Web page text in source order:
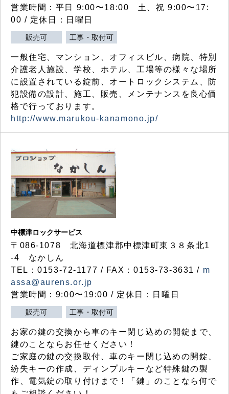
営業時間：平日 9:00〜18:00 土、祝 9:00〜17:
00 / 定休日：日曜日
販売可 工事・取付可
一般住宅、マンション、オフィスビル、病院、特別
介護老人施設、学校、ホテル、工場等の様々な場所
に設置されている錠前、オートロックシステム、防
犯設備の設計、施工、販売、メンテナンスを良心価
格で行っております。
http://www.marukou-kanamono.jp/
中標津ロックサービス
〒086-1078 北海道標津郡中標津町東３８条北1
-4 なかしん
TEL：0153-72-1177 / FAX：0153-73-3631 / m
assa@aurens.or.jp
営業時間：9:00〜19:00 / 定休日：日曜日
販売可 工事・取付可
お家の鍵の交換から車のキー閉じ込めの開錠まで、
鍵のことならお任せください！
ご家庭の鍵の交換取付、車のキー閉じ込めの開錠、
紛失キーの作成、ディンプルキーなど特殊鍵の製
作、電気錠の取り付けまで！「鍵」のことなら何で